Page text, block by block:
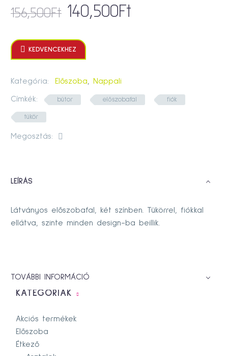
156,500Ft 140,500Ft
 KEDVENCEKHEZ
Kategória: Előszoba Nappali
Címkék: bútor előszobafal fiók
tükör
Megosztás:
LEÍRÁS
Látványos előszobafal, két színben. Tükörrel, fiókkal
ellátva, szinte minden design-ba beillik.
TOVÁBBI INFORMÁCIÓ
KATEGÓRIÁK
Akciós termékek
Előszoba
Étkező